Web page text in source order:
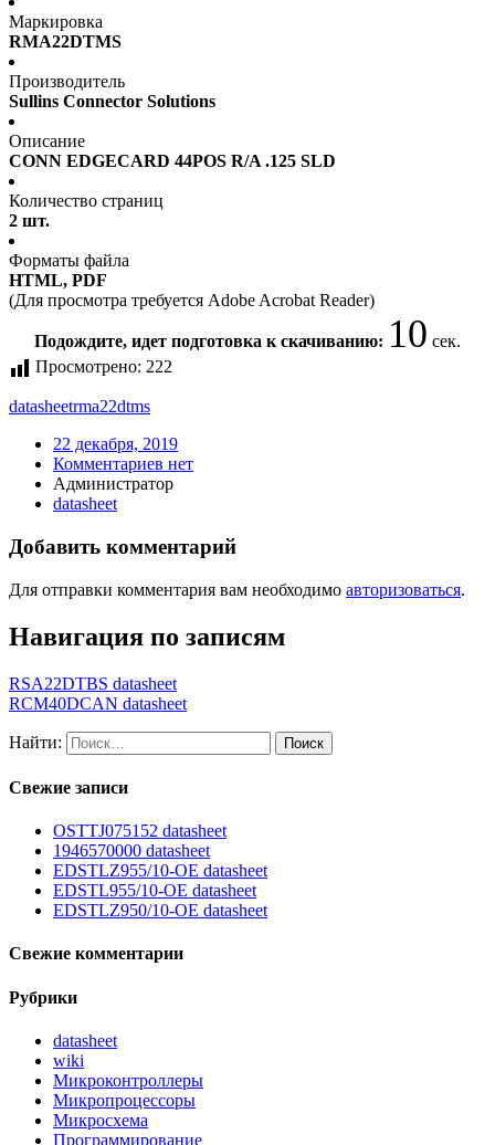
Маркировка
RMA22DTMS
Производитель
Sullins Connector Solutions
Описание
CONN EDGECARD 44POS R/A .125 SLD
Количество страниц
2 шт.
Форматы файла
HTML, PDF
(Для просмотра требуется Adobe Acrobat Reader)
Подождите, идет подготовка к скачиванию: 10 сек.
Просмотрено: 222
datasheetrma22dtms
22 декабря, 2019
Комментариев нет
Администратор
datasheet
Добавить комментарий
Для отправки комментария вам необходимо авторизоваться.
Навигация по записям
RSA22DTBS datasheet
RCM40DCAN datasheet
Найти:
Свежие записи
OSTTJ075152 datasheet
1946570000 datasheet
EDSTLZ955/10-OE datasheet
EDSTL955/10-OE datasheet
EDSTLZ950/10-OE datasheet
Свежие комментарии
Рубрики
datasheet
wiki
Микроконтроллеры
Микропроцессоры
Микросхема
Программирование